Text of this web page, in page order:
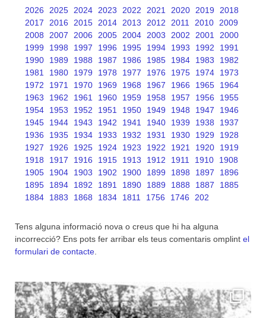
2026 2025 2024 2023 2022 2021 2020 2019
2018
2017
2016 2015 2014 2013 2012 2011 2010
2009
2008
2007 2006 2005 2004 2003 2002 2001
2000
1999
1998 1997 1996 1995 1994 1993 1992
1991
1990
1989 1988 1987 1986 1985 1984 1983
1982
1981
1980 1979 1978 1977 1976 1975 1974
1973
1972
1971 1970 1969 1968 1967 1966 1965
1964
1963
1962 1961 1960 1959 1958 1957 1956
1955
1954
1953 1952 1951 1950 1949 1948 1947
1946
1945
1944 1943 1942 1941 1940 1939 1938
1937
1936
1935 1934 1933 1932 1931 1930 1929
1928
1927
1926 1925 1924 1923 1922 1921 1920
1919
1918
1917 1916 1915 1913 1912 1911 1910
1908
1905
1904 1903 1902 1900 1899 1898 1897
1896
1895
1894 1892 1891 1890 1889 1888 1887
1885
1884
1883 1868 1834 1811 1756 1746 202
Tens alguna informació nova o creus que hi ha alguna
incorrecció? Ens pots fer arribar els teus comentaris omplint el
formulari de contacte